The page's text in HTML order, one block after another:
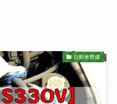
自動車整備